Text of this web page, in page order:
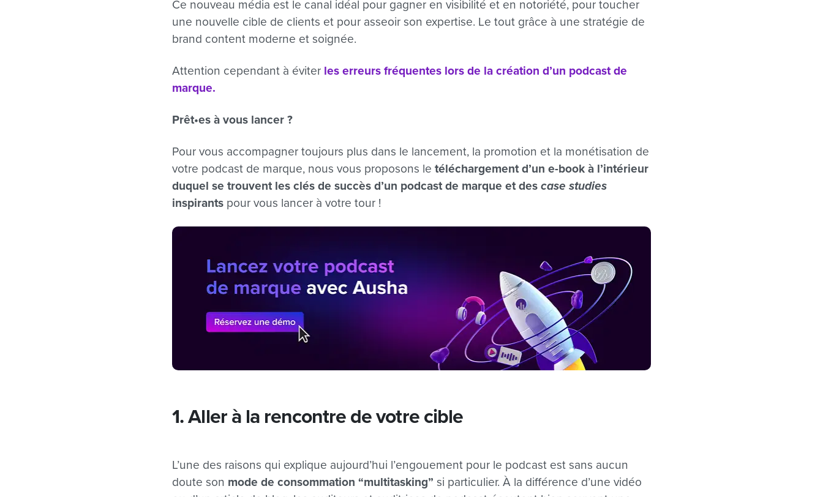
Ce nouveau média est le canal idéal pour gagner en visibilité et en notoriété, pour toucher
une nouvelle cible de clients et pour asseoir son expertise. Le tout grâce à une stratégie de
brand content moderne et soignée.
Attention cependant à éviter les erreurs fréquentes lors de la création d’un podcast de
marque.
Prêt•es à vous lancer ?
Pour vous accompagner toujours plus dans le lancement, la promotion et la monétisation de
votre podcast de marque, nous vous proposons letéléchargement d’un e-book à l’intérieur
duquel se trouvent les clés de succès d’un podcast de marque et descase studies
inspirants pour vous lancer à votre tour !
1. Aller à la rencontre de votre cible
L’une des raisons qui explique aujourd’hui l’engouement pour le podcast est sans aucun
doute son mode de consommation “multitasking” si particulier. À la différence d’une vidéo